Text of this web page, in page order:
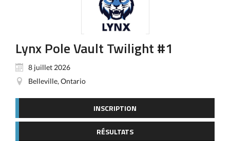
Lynx Pole Vault Twilight #1
8 juillet 2026
Belleville, Ontario
INSCRIPTION
RÉSULTATS